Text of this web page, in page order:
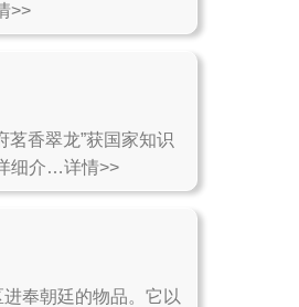
>>
茗香翠龙”获国家知识
细介…详情>>
奉朝廷的物品。它以